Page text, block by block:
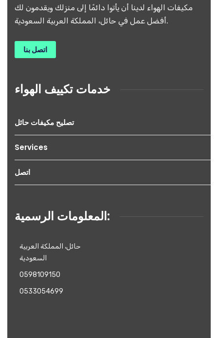
مكيفات الهواء لدينا أن يأتوا دائمًا إلى منزلك ويقدمون لك
أفضل عمل في حائل، المملكة العربية السعودية.
اتصل بنا
خدمات تكييف الهواء
تصليح مكيفات حائل
Services
اتصل
المعلومات الرسمية:
حائل، المملكة العربية
السعودية
0598109150
0533054699